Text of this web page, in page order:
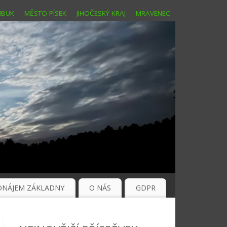
MĚSTO PÍSEK JIHOČESKÝ KRAJ MRAVENEC
ZÁKLADNY O NÁS GDPR